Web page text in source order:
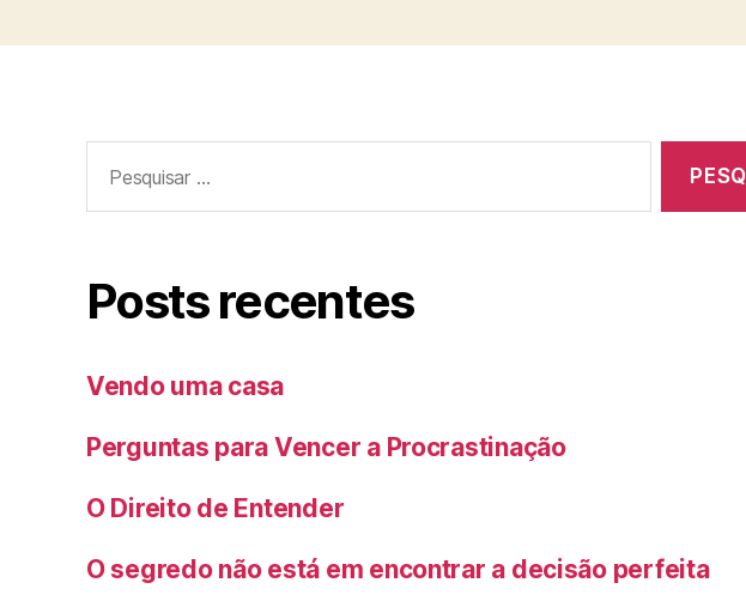
por:
Posts recentes
Vendo uma casa
Perguntas para Vencer a Procrastinação
O Direito de Entender
O segredo não está em encontrar a decisão perfeita